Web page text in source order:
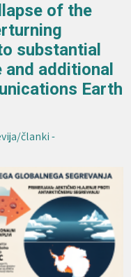
of the
substantial
additional
Earth
članki -